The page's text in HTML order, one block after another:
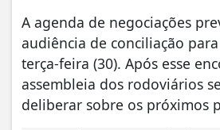
A agenda de negociações
audiência de conciliação
terça-feira (30). Após esse
assembleia dos rodoviários
deliberar sobre os próximos